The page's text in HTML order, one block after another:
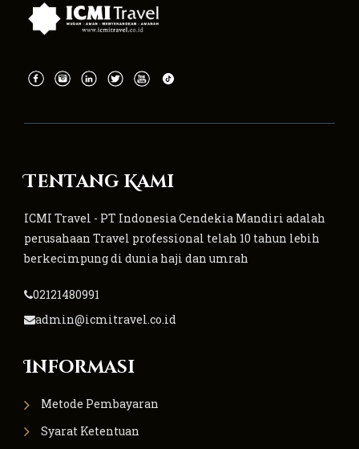
Tentang Kami
ICMI Travel - PT Indonesia Cendekia Mandiri adalah
perusahaan Travel professional telah 10 tahun lebih
berkecimpung di dunia haji dan umrah
02121480991
admin@icmitravel.co.id
Informasi
Metode Pembayaran
Syarat Ketentuan